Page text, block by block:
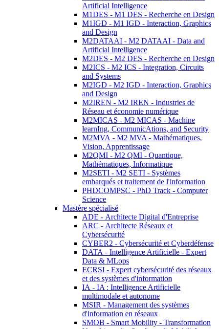
Artificial Intelligence
M1DES - M1 DES - Recherche en Design
M1IGD - M1 IGD - Interaction, Graphics
and Design
M2DATAAI - M2 DATAAI - Data and
Artificial Intelligence
M2DES - M2 DES - Recherche en Design
M2ICS - M2 ICS - Integration, Circuits
and Systems
M2IGD - M2 IGD - Interaction, Graphics
and Design
M2IREN - M2 IREN - Industries de
Réseau et économie numérique
M2MICAS - M2 MICAS - Machine
learnIng, CommunicAtions, and Security
M2MVA - M2 MVA - Mathématiques,
Vision, Apprentissage
M2QMI - M2 QMI - Quantique,
Mathématiques, Informatique
M2SETI - M2 SETI - Systèmes
embarqués et traitement de l'information
PHDCOMPSC - PhD Track - Computer
Science
Mastère spécialisé
ADE - Architecte Digital d'Entreprise
ARC - Architecte Réseaux et
Cybersécurité
CYBER2 - Cybersécurité et Cyberdéfense
DATA - Intelligence Artificielle - Expert
Data & MLops
ECRSI - Expert cybersécurité des réseaux
et des systèmes d'information
IA - IA : Intelligence Artificielle
multimodale et autonome
MSIR - Management des systèmes
d'information en réseaux
SMOB - Smart Mobility - Transformation